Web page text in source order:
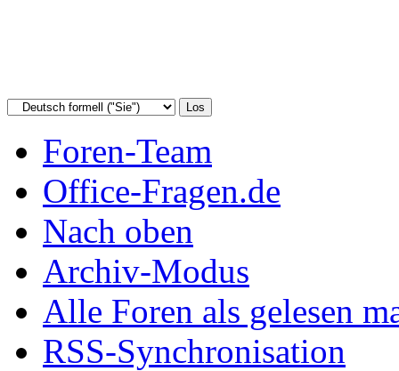
Foren-Team
Office-Fragen.de
Nach oben
Archiv-Modus
Alle Foren als gelesen
RSS-Synchronisation